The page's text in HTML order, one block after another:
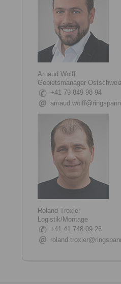
Arnaud Wolff
Gebietsmanager
+41 79 849 98 94
Roland Troxler
Logistik/Montage
+41 41 748 09 26